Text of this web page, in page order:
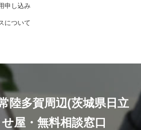
申し込み
について
陸多賀周辺(茨城県日立
屋・無料相談窓口